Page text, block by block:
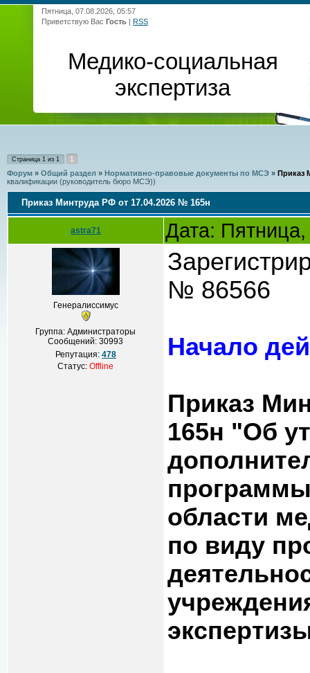
Пятница, 07.08.2026, 05:57
Приветствую Вас Гость | RSS
Медико-социальная
экспертиза
Страница 1 из 1 1
Форум » Общий раздел » Нормативно-правовые документы по МСЭ » Приказ
квалификации (руководитель бюро МСЭ))
Приказ Минтруда РФ от 17.04.2026 № 165н
astra71 Дата:
Генералиссимус
Группа: Администраторы
Сообщений:30993
Репутация: 478
Статус:Offline
№ 86566
Начало
Приказ
165н "Об
области
по виду